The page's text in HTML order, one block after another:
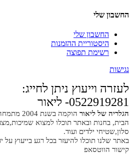
החשבון שלי
החשבון שלי
היסטוריית ההזמנות
רשימת תפוצה
נגישות
לעזרה וייעוץ ניתן לחייג:
0522919281- ליאור
הגלריה של ליאור
הוקמה
הבית, בחנות ובאתר תוכלו למצוא
סלון,שטיחי ילדים ועוד.
באתר שלנו תוכלו להיעזר בכל רגע בייעוץ
קישור הווטסאפ